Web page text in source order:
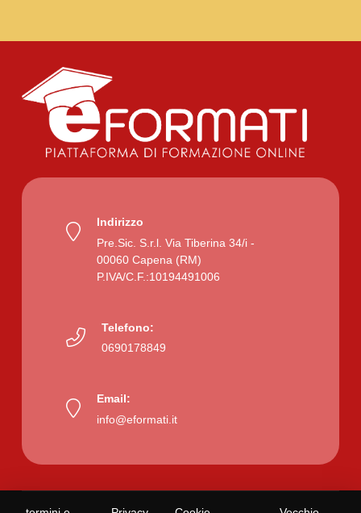
Indirizzo
Pre.Sic. S.r.l. Via Tiberina 34/i -
00060 Capena (RM)
P.IVA/C.F.:10194491006
Telefono:
0690178849
Email:
info@eformati.it